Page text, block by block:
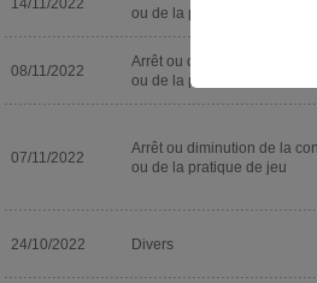
14/11/2022
ou de la pratique de jeu
08/11/2022
Arrêt ou diminution de la
ou de la pratique de jeu
07/11/2022
Arrêt ou diminution de la
ou de la pratique de jeu
24/10/2022 Divers